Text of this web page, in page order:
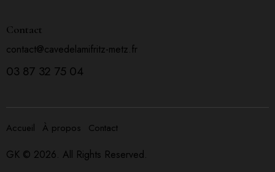
Contact
contact@cavedelamifritz-metz.fr
03 87 32 75 04
Accueil À propos Contact
GK © 2026. All Rights Reserved.